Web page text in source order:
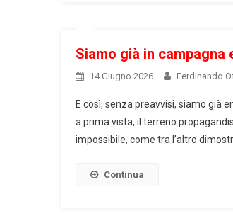
Siamo già in campagna
14 Giugno 2026 Ferdinando
E così, senza preavvisi, siamo già
a prima vista, il terreno
impossibile, come tra l’altro
Continua